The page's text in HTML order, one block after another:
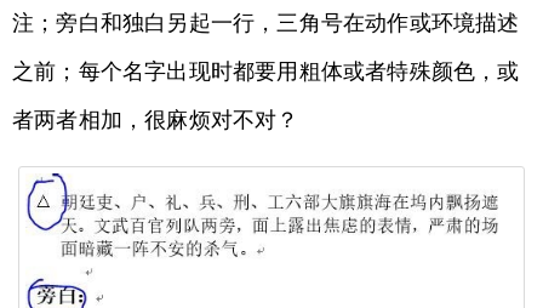
注；旁白和独白另起一行，三角号在动作或环境描述
之前；每个名字出现时都要用粗体或者特殊颜色，或
者两者相加，很麻烦对不对？